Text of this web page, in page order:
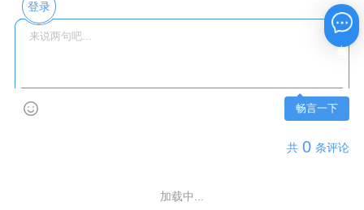
登录
畅言一下
共 0 条评论
加载中...